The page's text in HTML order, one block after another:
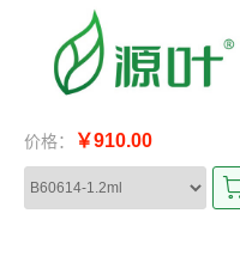
价格： ￥910.00